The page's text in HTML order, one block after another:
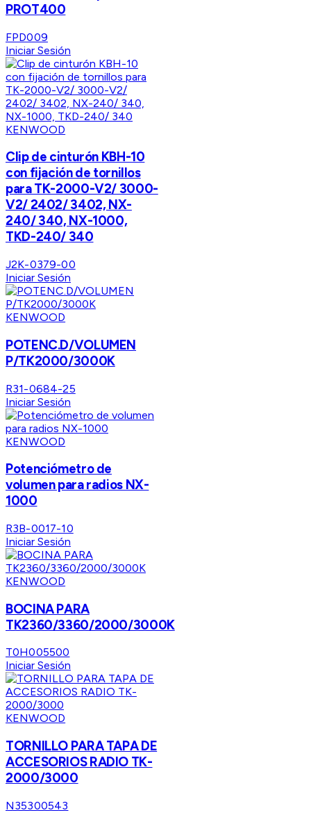
PROT400
FPD009
Iniciar Sesión
KENWOOD
Clip de cinturón KBH-10
con fijación de tornillos
para TK-2000-V2/ 3000-
V2/ 2402/ 3402, NX-
240/ 340, NX-1000,
TKD-240/ 340
J2K-0379-00
Iniciar Sesión
KENWOOD
POTENC.D/VOLUMEN
P/TK2000/3000K
R31-0684-25
Iniciar Sesión
KENWOOD
Potenciómetro de
volumen para radios NX-
1000
R3B-0017-10
Iniciar Sesión
KENWOOD
BOCINA PARA
TK2360/3360/2000/3000K
T0H005500
Iniciar Sesión
KENWOOD
TORNILLO PARA TAPA DE
ACCESORIOS RADIO TK-
2000/3000
N35300543